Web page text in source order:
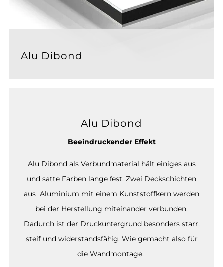
Alu Dibond
Alu Dibond
Beeindruckender Effekt
Alu Dibond als Verbundmaterial hält einiges aus
und satte Farben lange fest. Zwei Deckschichten
aus Aluminium mit einem Kunststoffkern werden
bei der Herstellung miteinander verbunden.
Dadurch ist der Druckuntergrund besonders starr,
steif und widerstandsfähig. Wie gemacht also für
die Wandmontage.